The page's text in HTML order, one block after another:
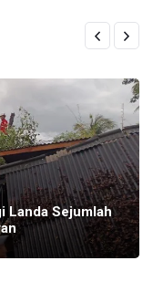
Landa Sejumlah